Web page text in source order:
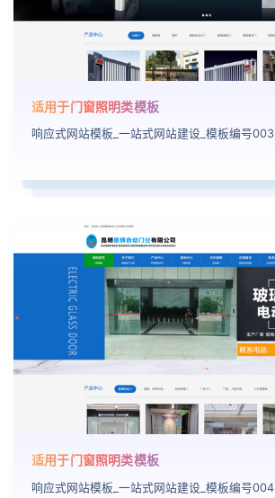
适用于门窗照明类模板
响应式网站模板_一站式网站建设_模板编号003
适用于门窗照明类模板
响应式网站模板_一站式网站建设_模板编号004